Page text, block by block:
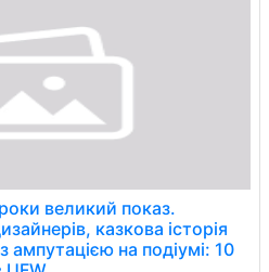
великий показ.
казкова історія
ампутацією на подіумі: 10